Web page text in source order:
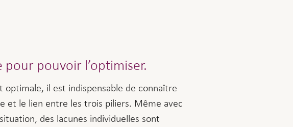
pouvoir l’optimiser.
optimale, il est indispensable de connaître
et le lien entre les trois piliers. Même avec
des lacunes individuelles sont